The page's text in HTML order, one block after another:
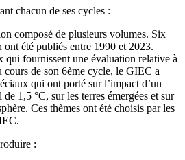
chacun de ses cycles :
composé de plusieurs volumes. Six
ont été publiés entre 1990 et 2023.
qui fournissent une évaluation relative à
cours de son 6ème cycle, le GIEC a
qui ont porté sur l’impact d’un
1,5 °C, sur les terres émergées et sur
Ces thèmes ont été choisis par les
: